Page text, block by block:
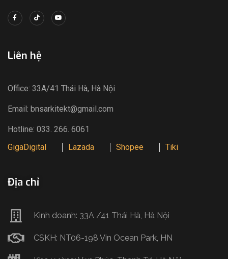
Liên hệ
Office: 33A/41 Thái Hà, Hà Nội
Email: bnsarkitekt@gmail.com
Hotline: 033. 266. 6061
GigaDigital
Lazada Shopee Tiki
Địa chỉ
Kinh doanh: 33A /41 Thái Hà, Hà Nội
CSKH: NT06-198 Vin Ocean Park, HN